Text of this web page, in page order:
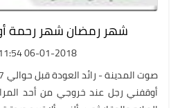
06-01-2018 11:54 مساءً
أوقفني رجل عند خروجي من أحد